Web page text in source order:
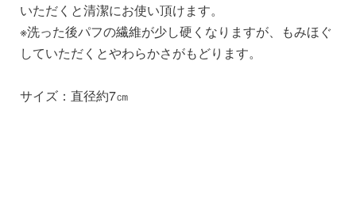
いただくと清潔にお使い頂けます。
※洗った後パフの繊維が少し硬くなりますが、もみほぐ
していただくとやわらかさがもどります。
サイズ：直径約7㎝